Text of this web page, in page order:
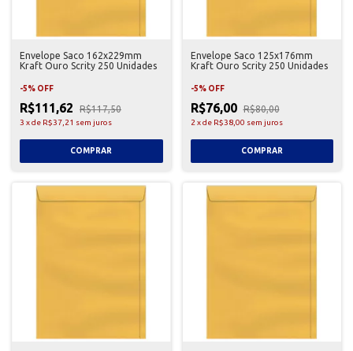
Envelope Saco 162x229mm
Kraft Ouro Scrity 250 Unidades
-5% OFF
R$111,62 R$117,50
3 xde R$37,21 sem juros
Envelope Saco 125x176mm
Kraft Ouro Scrity 250 Unidades
-5% OFF
R$76,00 R$80,00
2 xde R$38,00 sem juros